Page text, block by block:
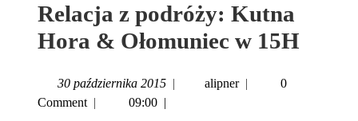
Relacja z podróży: Kutna
Hora & Ołomuniec w 15H
30 października 2015 | alipner |
0
Comment | 09:00 |